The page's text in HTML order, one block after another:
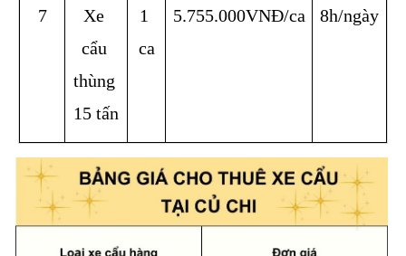
7
Xe
cẩu
thùng
15 tấn
1
ca
5.755.000VNĐ/ca 8h/ngày